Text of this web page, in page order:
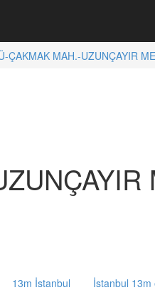
ÇAKMAK MAH.-UZUNÇAYIR
13m İstanbul İstanbul 13m